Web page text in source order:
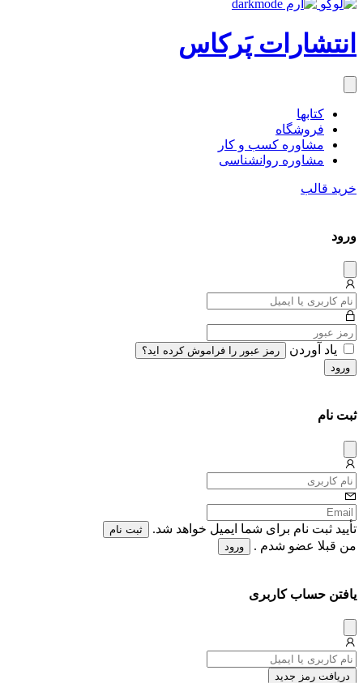
انتشارات پَرکاس
کتاب‎ها
فروشگاه
مشاوره کسب و کار
مشاوره روان‎شناسی
خرید قالب
ورود
میس
یاد آوردن
رمز عبور را فراموش کرده اید؟
ورود
ثبت نام
میس
تأیید ثبت نام برای شما ایمیل خواهد شد. ثبت نام
من قبلا عضو شدم . ورود
یافتن حساب کاربری
میس
دریافت رمز جدید